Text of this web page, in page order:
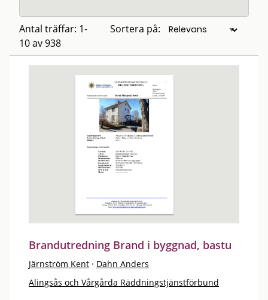
Antal träffar: 1-
10 av 938
Sortera på:
Brandutredning Brand i byggnad, bastu
Järnström Kent · Dahn Anders
Alingsås och Vårgårda Räddningstjänstförbund